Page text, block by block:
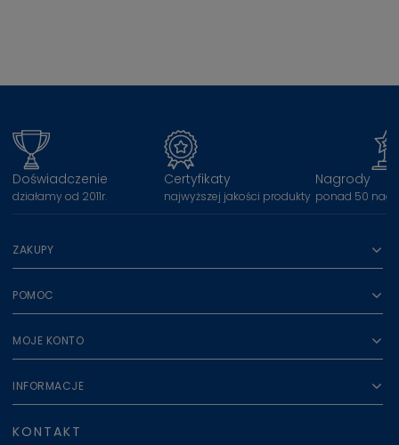
Doświadczenie
działamy od 2011r.
Certyfikaty
najwyższej jakości produkty
Nagrody
ponad 50
ZAKUPY
POMOC
MOJE KONTO
INFORMACJE
KONTAKT